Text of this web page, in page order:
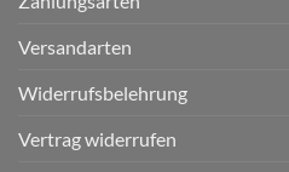
Versandarten
Widerrufsbelehrung
Vertrag widerrufen